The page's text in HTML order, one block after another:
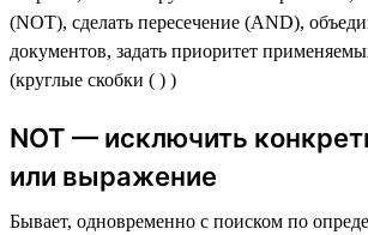
(NOT), сделать пересечение (AND),
документов, задать приоритет
(круглые скобки ( ) )
NOT — исключить
или выражение
Бывает, одновременно с поиском по